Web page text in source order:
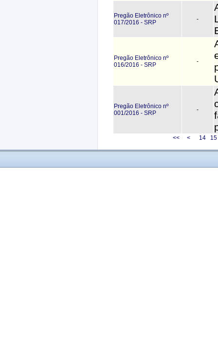
Pregão Eletrônico nº
017/2016 - SRP
-
Pregão Eletrônico nº
016/2016 - SRP
-
Pregão Eletrônico nº
001/2016 - SRP
-
<< < 14 15